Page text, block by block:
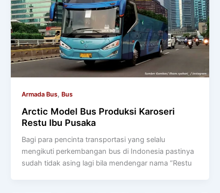
Armada Bus, Bus
Arctic Model Bus Produksi Karoseri
Restu Ibu Pusaka
Bagi para pencinta transportasi yang selalu
mengikuti perkembangan bus di Indonesia pastinya
sudah tidak asing lagi bila mendengar nama “Restu